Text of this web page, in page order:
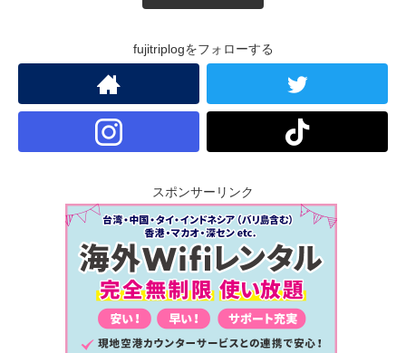
fujitriplogをフォローする
スポンサーリンク